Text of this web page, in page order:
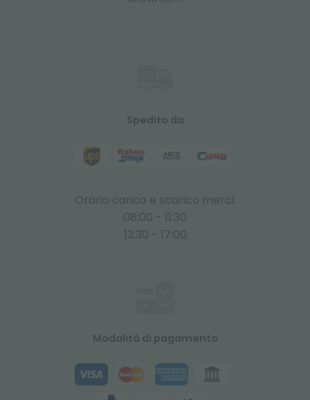
Spedito da
Orario carico e scarico merci:
08:00 - 11:30
13:30 - 17:00
Modalità di pagamento